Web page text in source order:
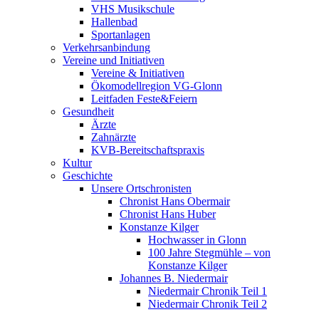
VHS Musikschule
Hallenbad
Sportanlagen
Verkehrsanbindung
Vereine und Initiativen
Vereine & Initiativen
Ökomodellregion VG-Glonn
Leitfaden Feste&Feiern
Gesundheit
Ärzte
Zahnärzte
KVB-Bereitschaftspraxis
Kultur
Geschichte
Unsere Ortschronisten
Chronist Hans Obermair
Chronist Hans Huber
Konstanze Kilger
Hochwasser in Glonn
100 Jahre Stegmühle – von
Konstanze Kilger
Johannes B. Niedermair
Niedermair Chronik Teil 1
Niedermair Chronik Teil 2